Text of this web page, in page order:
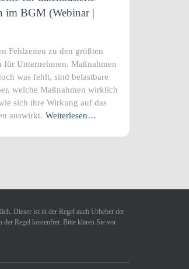
im BGM (Webinar |
Fehlzeiten zu den größten
für Unternehmen. Maßnahmen
was fehlt, sind belastbare
welche Maßnahmen wirklich
sich ihre Wirkung auf das
auswirkt. Weiterlesen…
Dieser ist in der Regel auch Urheber der
der Regel kostenfrei. Bitte klären Sie vor